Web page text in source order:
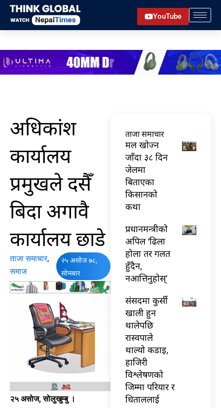
Skip
content
YouTube
अधिकांश
कार्यालय
प्रमुखले दसैँ
बिदा अगावै
कार्यालय छाडे
ताजा समाचार,
समाज
२५ असोज ७८,
सोमबार
२५ असाेज, सोलुखुम्बु ।
ताजा समाचार
मल खोज्न
जाँदा ३८ दिन
जेलमा
बिताएका
किसानको
कथा
प्रधानमन्त्रीको
अपिल ‘ढिला
होला तर गलत
हुँदैन,
नआत्तिनुहोस्’
संसदमा कुर्सी
खाली हुन
थालेपछि
रास्वपाले
थाल्यो कडाइ,
हाजिरी
विश्लेषणको
जिम्मा परियार र
धिताललाई